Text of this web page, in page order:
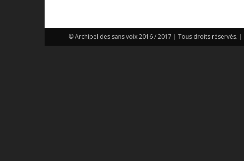
© Archipel des sans voix 2016 / 2017 | Tous droits réservés. |